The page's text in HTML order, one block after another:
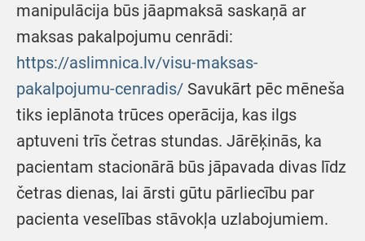
manipulācija būs jāapmaksā saskaņā ar
maksas pakalpojumu cenrādi:
https://aslimnica.lv/visu-maksas-
pakalpojumu-cenradis/ Savukārt pēc mēneša
tiks ieplānota trūces operācija, kas ilgs
aptuveni trīs četras stundas. Jārēķinās, ka
pacientam stacionārā būs jāpavada divas līdz
četras dienas, lai ārsti gūtu pārliecību par
pacienta veselības stāvokļa uzlabojumiem.